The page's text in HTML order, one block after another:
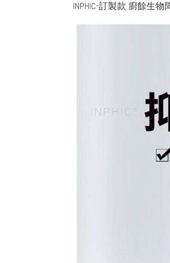
INPHIC-訂製款 廚餘生